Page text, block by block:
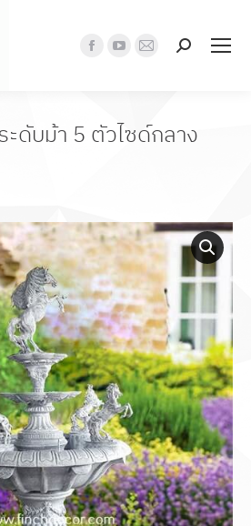
Facebook
in
YouTube
in
Mail
in
Search:
ะดับม้า 5 ตัวไซด์กลาง